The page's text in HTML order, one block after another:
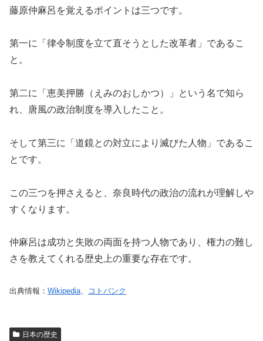
藤原仲麻呂を覚えるポイントは三つです。
第一に「律令制度を立て直そうとした改革者」であるこ
と。
第二に「恵美押勝（えみのおしかつ）」という名で知ら
れ、唐風の政治制度を導入したこと。
そして第三に「道鏡との対立により滅びた人物」であるこ
とです。
この三つを押さえると、奈良時代の政治の流れが理解しや
すくなります。
仲麻呂は成功と失敗の両面を持つ人物であり、権力の難し
さを教えてくれる歴史上の重要な存在です。
出典情報： Wikipedia、 コトバンク
日本の歴史